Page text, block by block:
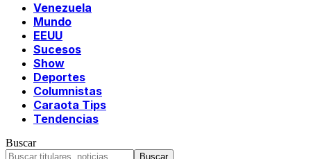
Venezuela
Mundo
EEUU
Sucesos
Show
Deportes
Columnistas
Caraota Tips
Tendencias
Buscar